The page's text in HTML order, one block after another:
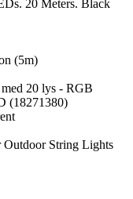
20 Meters. Black
(5m)
20 lys - RGB
(18271380)
Outdoor String Lights